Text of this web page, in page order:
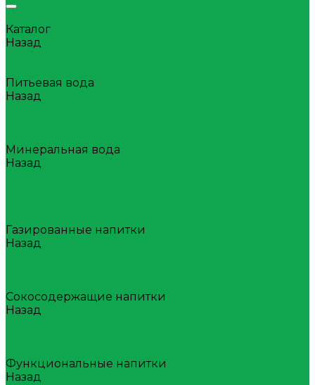
Каталог
Назад
Питьевая вода
Назад
Минеральная вода
Назад
Газированные напитки
Назад
Сокосодержащие напитки
Назад
Функциональные напитки
Назад